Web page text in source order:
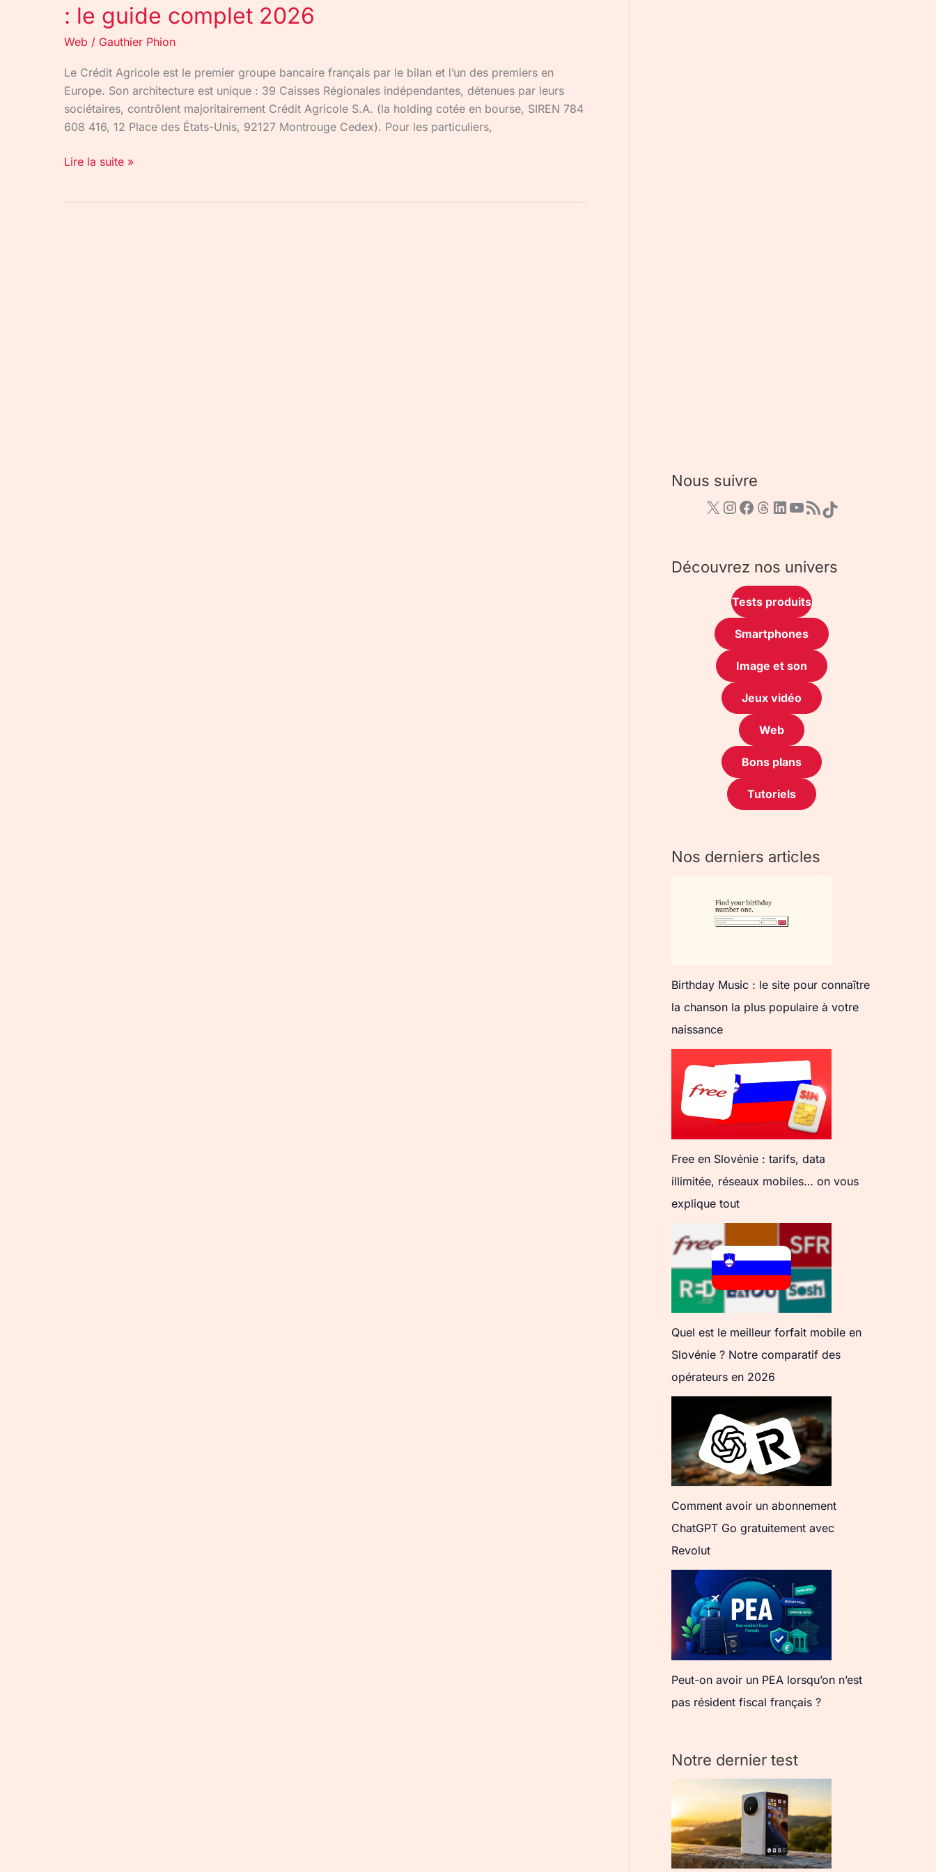
: le guide complet 2026
Web / Gauthier Phion
Le Crédit Agricole est le premier groupe bancaire français par le bilan et l’un des premiers en
Europe. Son architecture est unique : 39 Caisses Régionales indépendantes, détenues par leurs
sociétaires, contrôlent majoritairement Crédit Agricole S.A. (la holding cotée en bourse, SIREN 784
608 416, 12 Place des États-Unis, 92127 Montrouge Cedex). Pour les particuliers,
Lire la suite »
Nous suivre
Découvrez nos univers
Tests produits
Smartphones
Image et son
Jeux vidéo
Web
Bons plans
Tutoriels
Nos derniers articles
Birthday Music : le site pour connaître
la chanson la plus populaire à votre
naissance
Free en Slovénie : tarifs, data
illimitée, réseaux mobiles… on vous
explique tout
Quel est le meilleur forfait mobile en
Slovénie ? Notre comparatif des
opérateurs en 2026
Comment avoir un abonnement
ChatGPT Go gratuitement avec
Revolut
Peut-on avoir un PEA lorsqu’on n’est
pas résident fiscal français ?
Notre dernier test